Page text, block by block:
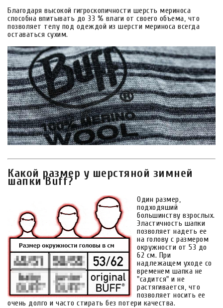
Благодаря высокой гигроскопичности шерсть мериноса
способна впитывать до 33 % влаги от своего объема, что
позволяет телу под одеждой из шерсти мериноса всегда
оставаться сухим.
Какой размер у шерстяной зимней
шапки Buff?
Один размер,
подходяший
большинству взрослых.
Эластичность шапки
позволяет надеть ее
на голову с размером
окружности от 53 до
62 см. При
надлежащем уходе со
временем шапка не
"садится" и не
растягивается, что
позволяет носить ее
очень долго и часто стирать без потери качества.